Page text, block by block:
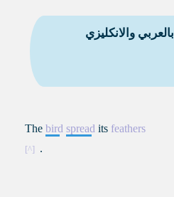
بالعربي والانكليزي
The bird spread its feathers
.